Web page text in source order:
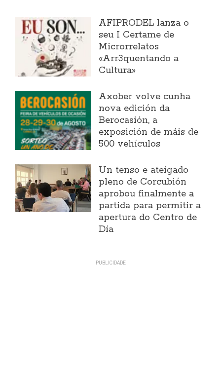
AFIPRODEL lanza o
seu I Certame de
Microrrelatos
«Arr3quentando a
Cultura»
Axober volve cunha
nova edición da
Berocasión, a
exposición de máis de
500 vehículos
Un tenso e ateigado
pleno de Corcubión
aprobou finalmente a
partida para permitir a
apertura do Centro de
Día